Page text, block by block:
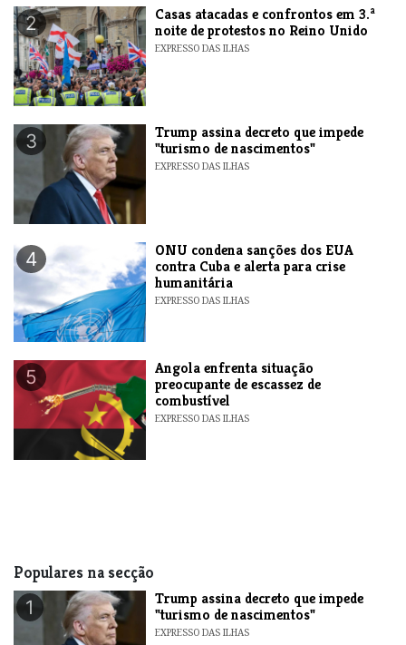
2
Casas atacadas e confrontos em 3.ª
noite de protestos no Reino Unido
EXPRESSO DAS ILHAS
3
Trump assina decreto que impede
"turismo de nascimentos"
EXPRESSO DAS ILHAS
4
ONU condena sanções dos EUA
contra Cuba e alerta para crise
humanitária
EXPRESSO DAS ILHAS
5
Angola enfrenta situação
preocupante de escassez de
combustível
EXPRESSO DAS ILHAS
Populares na secção
1
Trump assina decreto que impede
"turismo de nascimentos"
EXPRESSO DAS ILHAS